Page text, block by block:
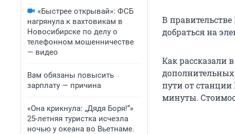
«Быстрее открывай»: ФСБ
нагрянула к вахтовикам в
Новосибирске по делу о
телефонном мошенничестве
— видео
Вам обязаны повысить
зарплату — причина
«Она крикнула: „Дядя Боря!“»
25-летняя туристка исчезла
ночью у океана во Вьетнаме.
В
добраться на
Как рассказали
дополнительных
пути от
минуты.